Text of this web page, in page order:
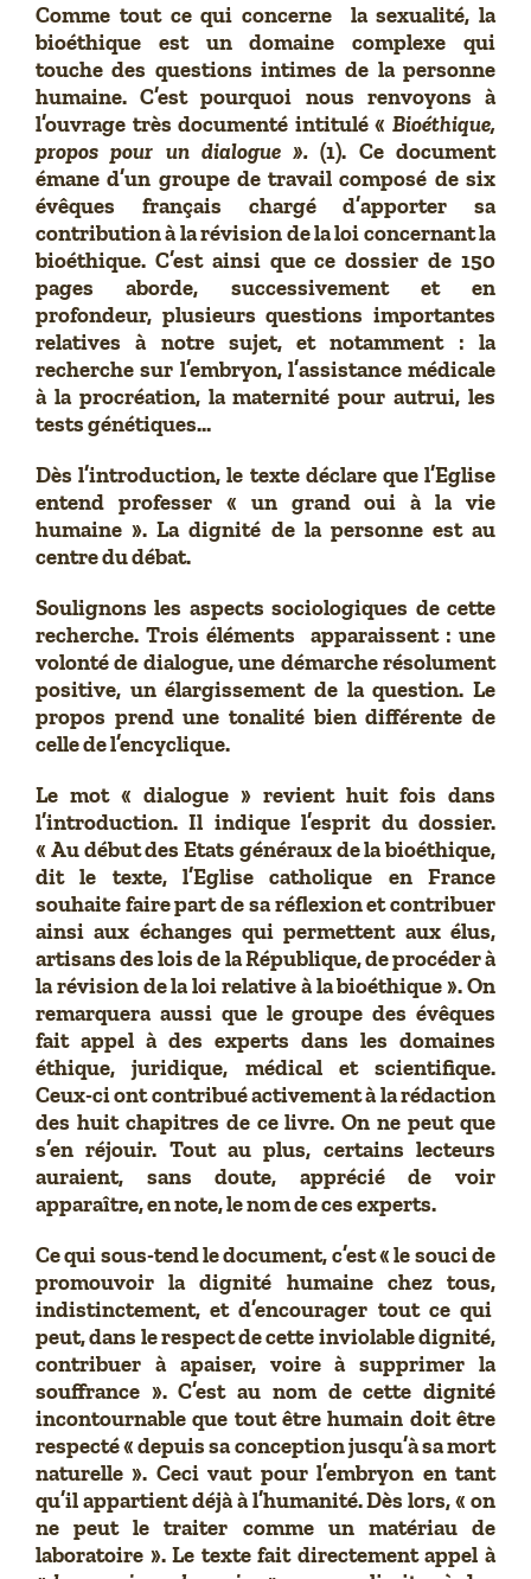
Comme tout ce qui concerne la sexualité, la
bioéthique est un domaine complexe qui
touche des questions intimes de la personne
humaine. C’est pourquoi nous renvoyons à
l’ouvrage très documenté intitulé « Bioéthique,
propos pour un dialogue ». (1). Ce document
émane d’un groupe de travail composé de six
évêques français chargé d’apporter sa
contribution à la révision de la loi concernant la
bioéthique. C’est ainsi que ce dossier de 150
pages aborde, successivement et en
profondeur, plusieurs questions importantes
relatives à notre sujet, et notamment : la
recherche sur l’embryon, l’assistance médicale
à la procréation, la maternité pour autrui, les
tests génétiques…
Dès l’introduction, le texte déclare que l’Eglise
entend professer « un grand oui à la vie
humaine ». La dignité de la personne est au
centre du débat.
Soulignons les aspects sociologiques de cette
recherche. Trois éléments apparaissent : une
volonté de dialogue, une démarche résolument
positive, un élargissement de la question. Le
propos prend une tonalité bien différente de
celle de l’encyclique.
Le mot « dialogue » revient huit fois dans
l’introduction. Il indique l’esprit du dossier.
« Au début des Etats généraux de la bioéthique,
dit le texte, l’Eglise catholique en France
souhaite faire part de sa réflexion et contribuer
ainsi aux échanges qui permettent aux élus,
artisans des lois de la République, de procéder à
la révision de la loi relative à la bioéthique ». On
remarquera aussi que le groupe des évêques
fait appel à des experts dans les domaines
éthique, juridique, médical et scientifique.
Ceux-ci ont contribué activement à la rédaction
des huit chapitres de ce livre. On ne peut que
s’en réjouir. Tout au plus, certains lecteurs
auraient, sans doute, apprécié de voir
apparaître, en note, le nom de ces experts.
Ce qui sous-tend le document, c’est « le souci de
promouvoir la dignité humaine chez tous,
indistinctement, et d’encourager tout ce qui
peut, dans le respect de cette inviolable dignité,
contribuer à apaiser, voire à supprimer la
souffrance ». C’est au nom de cette dignité
incontournable que tout être humain doit être
respecté « depuis sa conception jusqu’à sa mort
naturelle ». Ceci vaut pour l’embryon en tant
qu’il appartient déjà à l’humanité. Dès lors, « on
ne peut le traiter comme un matériau de
laboratoire ». Le texte fait directement appel à